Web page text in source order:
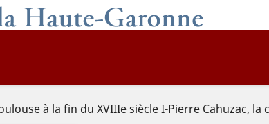
à la fin du XVIIIe siècle I-Pierre Cahuzac,